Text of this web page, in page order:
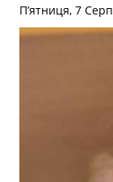
П’ятниця, 7